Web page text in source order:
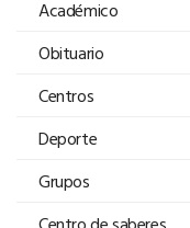
Académico
Obituario
Centros
Deporte
Grupos